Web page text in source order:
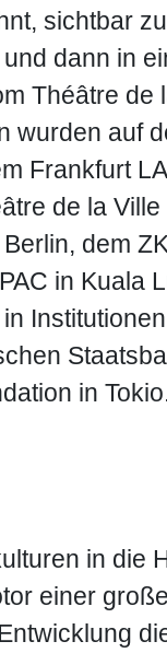
sichtbar
dann in
Théâtre de
wurden auf
Frankfurt
de la
dem
in Kuala
in
in die
einer